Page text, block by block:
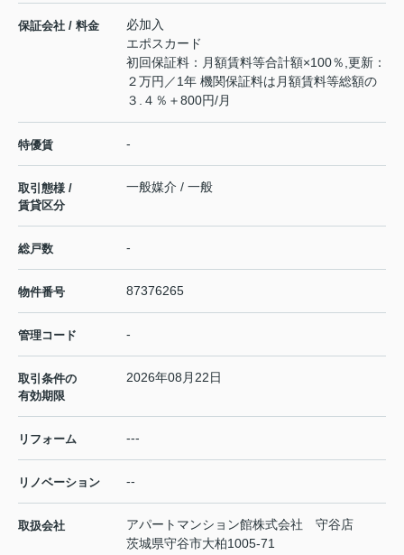
保証会社 / 料金
必加入
エポスカード
初回保証料：月額賃料等合計額×100％,更新：
２万円／1年 機関保証料は月額賃料等総額の
３.４％＋800円/月
特優賃 -
取引態様 /
賃貸区分
一般媒介 / 一般
総戸数 -
物件番号 87376265
管理コード -
取引条件の
有効期限
2026年08月22日
リフォーム ---
リノベーション --
取扱会社
アパートマンション館株式会社 守谷店
茨城県守谷市大柏1005-71